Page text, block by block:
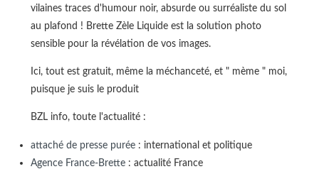
vilaines traces d'humour noir, absurde ou surréaliste du sol
au plafond ! Brette Zèle Liquide est la solution photo
sensible pour la révélation de vos images.
Ici, tout est gratuit, même la méchanceté, et " mème " moi,
puisque je suis le produit
BZL info, toute l'actualité :
attaché de presse purée: international et politique
Agence France-Brette: actualité France